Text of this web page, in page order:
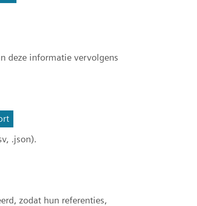
deze informatie vervolgens
.json).
zodat hun referenties,